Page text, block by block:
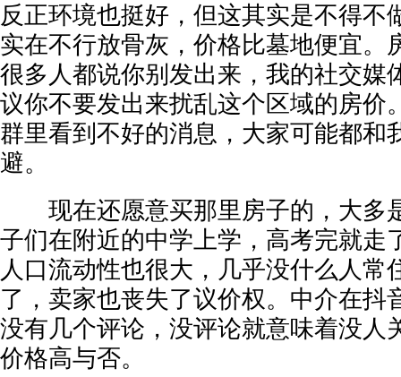
反正环境也挺好，但这其实是不得不
实在不行放骨灰，价格比墓地便宜。
很多人都说你别发出来，我的社交媒
议你不要发出来扰乱这个区域的房价
群里看到不好的消息，大家可能都和
避。
现在还愿意买那里房子的，大多
子们在附近的中学上学，高考完就走
人口流动性也很大，几乎没什么人常
了，卖家也丧失了议价权。中介在抖
没有几个评论，没评论就意味着没人
价格高与否。